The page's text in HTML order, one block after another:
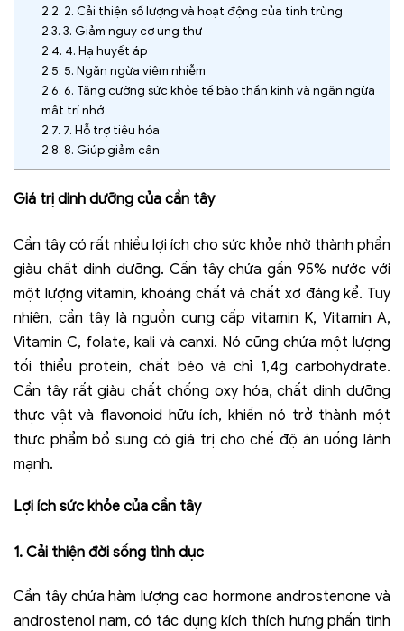
2.2. 2. Cải thiện số lượng và hoạt động của tinh trùng
2.3. 3. Giảm nguy cơ ung thư
2.4. 4. Hạ huyết áp
2.5. 5. Ngăn ngừa viêm nhiễm
2.6. 6. Tăng cường sức khỏe tế bào thần kinh và ngăn ngừa
mất trí nhớ
2.7. 7. Hỗ trợ tiêu hóa
2.8. 8. Giúp giảm cân
Giá trị dinh dưỡng của cần tây
Cần tây có rất nhiều lợi ích cho sức khỏe nhờ thành phần
giàu chất dinh dưỡng. Cần tây chứa gần 95% nước với
một lượng vitamin, khoáng chất và chất xơ đáng kể. Tuy
nhiên, cần tây là nguồn cung cấp vitamin K, Vitamin A,
Vitamin C, folate, kali và canxi. Nó cũng chứa một lượng
tối thiểu protein, chất béo và chỉ 1,4g carbohydrate.
Cần tây rất giàu chất chống oxy hóa, chất dinh dưỡng
thực vật và flavonoid hữu ích, khiến nó trở thành một
thực phẩm bổ sung có giá trị cho chế độ ăn uống lành
mạnh.
Lợi ích sức khỏe của cần tây
1. Cải thiện đời sống tình dục
Cần tây chứa hàm lượng cao hormone androstenone và
androstenol nam, có tác dụng kích thích hưng phấn tình